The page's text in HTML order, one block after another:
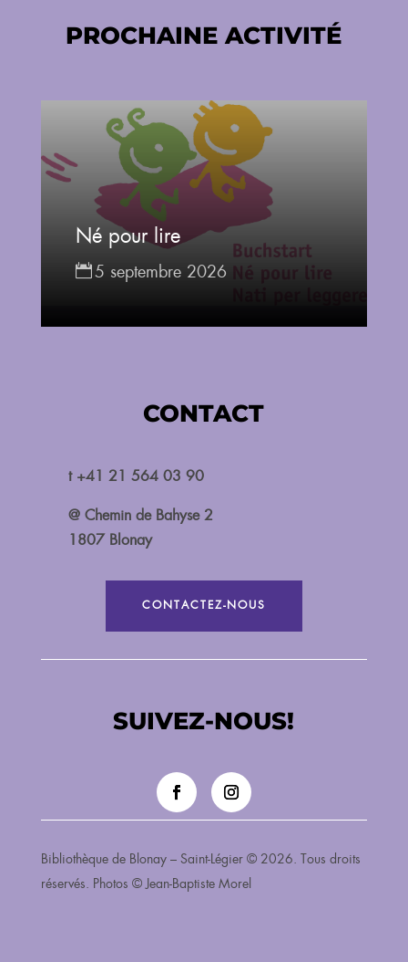
PROCHAINE ACTIVITÉ
Né pour lire
5 septembre 2026
CONTACT
t +41 21 564 03 90
@ Chemin de Bahyse 2
1807 Blonay
CONTACTEZ-NOUS
SUIVEZ-NOUS!
Bibliothèque de Blonay – Saint-Légier © 2026. Tous droits
réservés. Photos © Jean-Baptiste Morel